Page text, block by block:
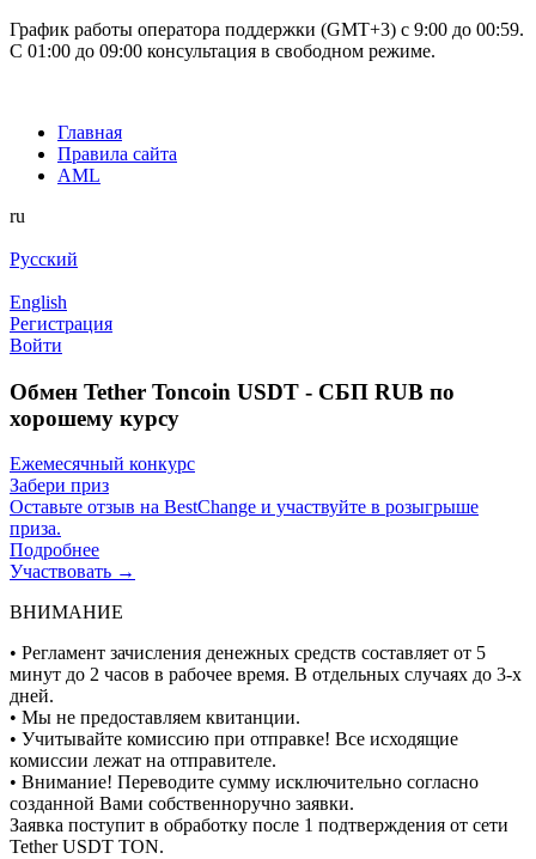
График работы оператора поддержки (GMT+3) c 9:00 до 00:59.
С 01:00 до 09:00 консультация в свободном режиме.
Главная
Правила сайта
AML
ru
Русский
English
Регистрация
Войти
Обмен Tether Toncoin USDT - СБП RUB по
хорошему курсу
Ежемесячный конкурс
Забери приз
Оставьте отзыв на BestChange и участвуйте в розыгрыше
приза.
Подробнее
Участвовать →
ВНИМАНИЕ
• Регламент зачисления денежных средств составляет от 5
минут до 2 часов в рабочее время. В отдельных случаях до 3-х
дней.
• Мы не предоставляем квитанции.
• Учитывайте комиссию при отправке! Все исходящие
комиссии лежат на отправителе.
• Внимание! Переводите сумму исключительно согласно
созданной Вами собственноручно заявки.
Заявка поступит в обработку после 1 подтверждения от сети
Tether USDT TON.